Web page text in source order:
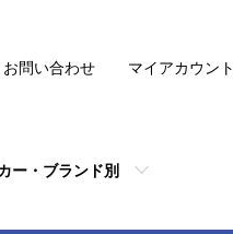
ー・ブランド別
お問い合わせ マイアカウント